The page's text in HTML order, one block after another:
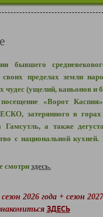
бывшего
пределах земли
(ущелий, каньонов и
«Ворот
затерянного в горах
Гамсутль, а также
с национальной
смотри здесь.
2026 года + сезон
ЗДЕСЬ